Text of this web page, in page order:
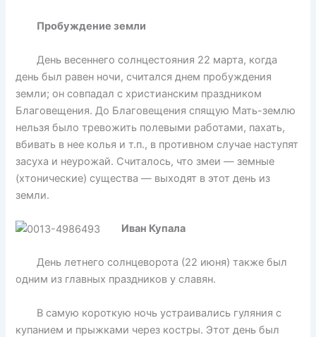
Пробуждение земли
День весеннего солнцестояния 22 марта, когда
день был равен ночи, считался днем пробуждения
земли; он совпадал с христианским праздником
Благовещения. До Благовещения спящую Мать-землю
нельзя было тревожить полевыми работами, пахать,
вбивать в нее колья и т.п., в противном случае наступят
засуха и неурожай. Считалось, что змеи — земные
(хтонические) существа — выходят в этот день из
земли.
Иван Купала
День летнего солнцеворота (22 июня) также был
одним из главных праздников у славян.
В самую короткую ночь устраивались гуляния с
купанием и прыжками через костры. Этот день был